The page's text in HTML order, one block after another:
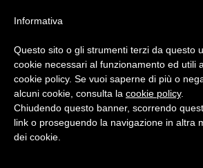
Login
Informativa
Questo sito o gli strumenti terzi da questo
cookie necessari al funzionamento ed utili
cookie policy. Se vuoi saperne di più o
alcuni cookie, consulta la cookie policy.
Chiudendo questo banner, scorrendo
link o proseguendo la navigazione in altra
dei cookie.